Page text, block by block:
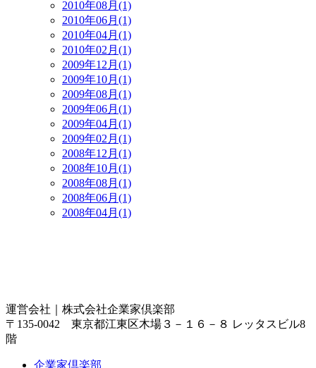
2010年08月(1)
2010年06月(1)
2010年04月(1)
2010年02月(1)
2009年12月(1)
2009年10月(1)
2009年08月(1)
2009年06月(1)
2009年04月(1)
2009年02月(1)
2008年12月(1)
2008年10月(1)
2008年08月(1)
2008年06月(1)
2008年04月(1)
運営会社｜ 株式会社企業家倶楽部
〒135-0042 東京都江東区木場３－１６－８ レッタスビル8
階
企業家倶楽部